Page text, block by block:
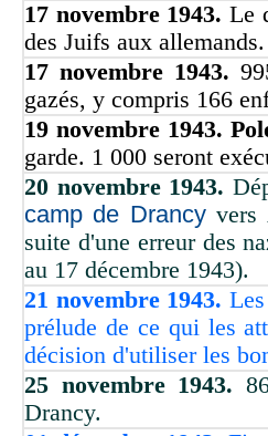
17 novembre 1943. Le
des Juifs aux allemands.
17 novembre 1943.
gazés, y compris 166
19 novembre 1943.
garde. 1 000 seront
20 novembre 1943.
camp de Drancyvers
suite d'une erreur des
au 17 décembre 1943).
21 novembre 1943.
prélude de ce qui les
décision d'utiliser les
25 novembre 1943.
Drancy.